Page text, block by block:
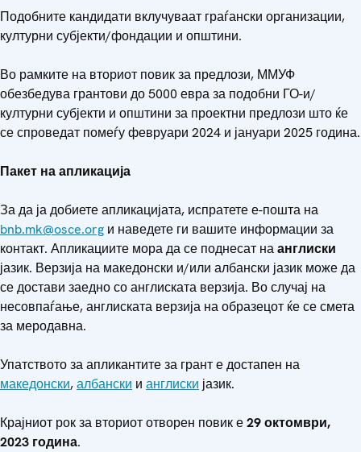
Подобните кандидати вклучуваат граѓански организации,
културни субјекти/фондации и општини.
Во рамките на вториот повик за предлози, ММУФ
обезбедува грантови до 5000 евра за подобни ГО-и/
културни субјекти и општини за проектни предлози што ќе
се спроведат помеѓу февруари 2024 и јануари 2025 година.
Пакет на апликација
За да ја добиете апликацијата, испратете е-пошта на
bnb.mk@osce.org и наведете ги вашите информации за
контакт. Апликациите мора да се поднесат наанглиски
јазик. Верзија на македонски и/или албански јазик може да
се достави заедно со англиската верзија. Во случај на
несовпаѓање, англиската верзија на образецот ќе се смета
за меродавна.
Упатството за апликантите за грант е достапен на
македонски,албански и англиски јазик.
Крајниот рок за вториот отворен повик е29октомври,
2023 година.